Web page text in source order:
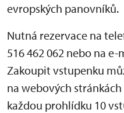
evropských panovníků.
Nutná rezervace na
516 462 062 nebo na e-
Zakoupit vstupenku
na webových
každou prohlídku 10